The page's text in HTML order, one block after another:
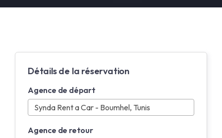
À propos
Langue
Arabe
Anglais
Détails de la réservation
Agence de départ
Agence de retour